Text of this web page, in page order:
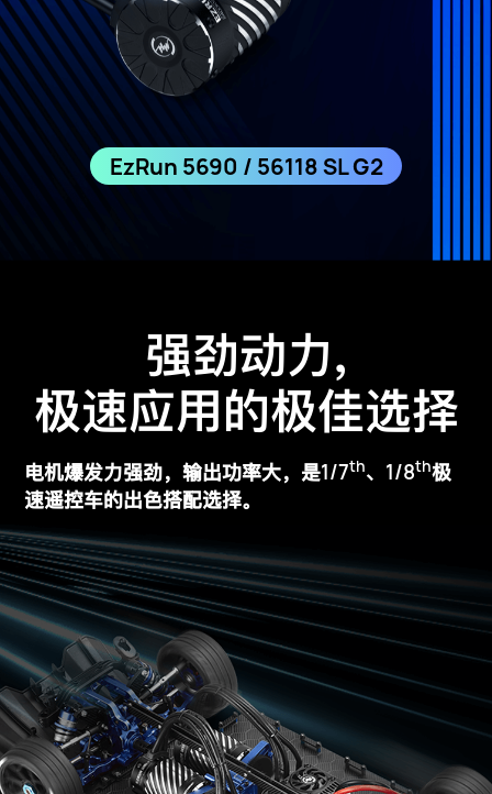
EzRun 5690 / 56118 SL G2
强劲动力,
极速应用的极佳选择
电机爆发力强劲，输出功率大，是1/7th、1/8th极
速遥控车的出色搭配选择。